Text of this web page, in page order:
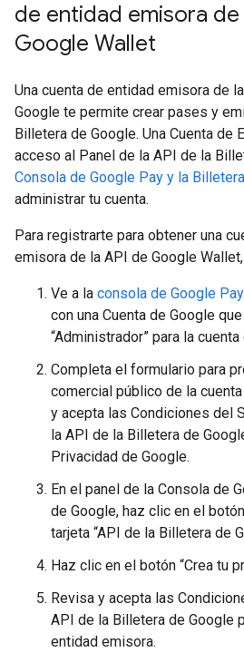
de entidad emisora de
Google Wallet
Una cuenta de entidad emisora de
Google te permite crear pases y
Billetera de Google. Una Cuenta de
acceso al Panel de la API de la
Consola de Google Pay y la Billetera
administrar tu cuenta.
Para registrarte para obtener una
emisora de la API de Google
Ve a la consola de Google
con una Cuenta de Google
“Administrador” para la
Completa el formulario para
comercial público de la
y acepta las Condiciones del
la API de la Billetera de
Privacidad de Google.
En el panel de la Consola de
de Google, haz clic en el
tarjeta “API de la Billetera de
Haz clic en el botón “Crea tu
Revisa y acepta las
API de la Billetera de Google
entidad emisora.